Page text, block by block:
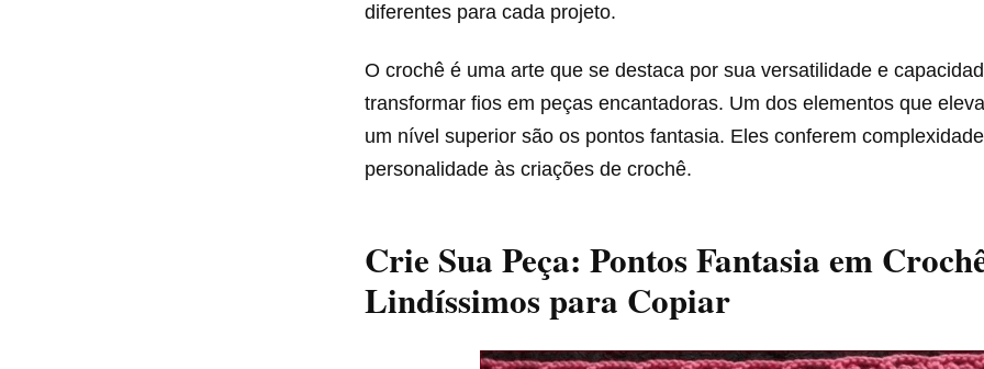
diferentes para cada projeto.
O crochê é uma arte que se destaca por sua versatilidade e
transformar fios em peças encantadoras. Um dos elementos que
um nível superior são os pontos fantasia. Eles conferem
personalidade às criações de crochê.
Crie Sua Peça: Pontos Fantasia em
Lindíssimos para Copiar